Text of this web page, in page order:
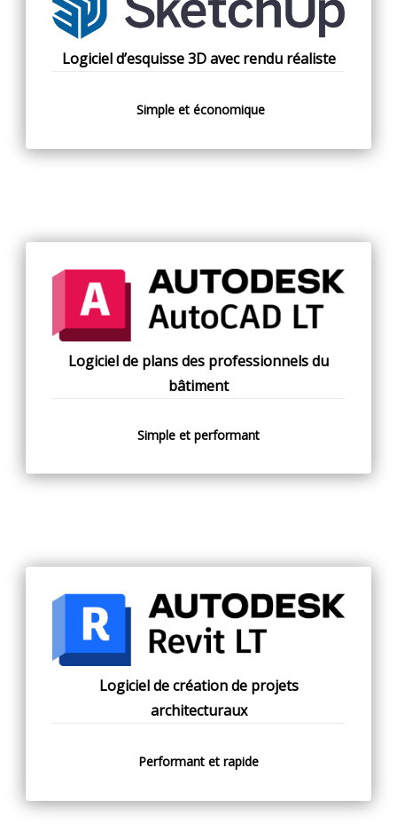
Logiciel d’esquisse 3D avec rendu réaliste
Simple et économique
Logiciel de plans des professionnels du
bâtiment
Simple et performant
Logiciel de création de projets
architecturaux
Performant et rapide